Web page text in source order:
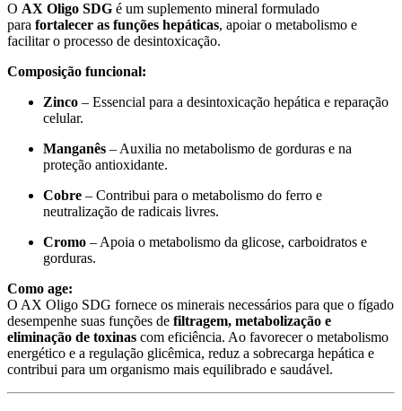
O AX Oligo SDG é um suplemento mineral formulado
para fortalecer as funções hepáticas, apoiar o metabolismo e
facilitar o processo de desintoxicação.
Composição funcional:
Zinco – Essencial para a desintoxicação hepática e reparação
celular.
Manganês – Auxilia no metabolismo de gorduras e na
proteção antioxidante.
Cobre – Contribui para o metabolismo do ferro e
neutralização de radicais livres.
Cromo – Apoia o metabolismo da glicose, carboidratos e
gorduras.
Como age:
O AX Oligo SDG fornece os minerais necessários para que o fígado
desempenhe suas funções de filtragem, metabolização e
eliminação de toxinas com eficiência. Ao favorecer o metabolismo
energético e a regulação glicêmica, reduz a sobrecarga hepática e
contribui para um organismo mais equilibrado e saudável.